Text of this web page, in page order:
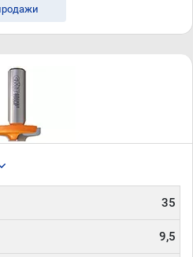
35
9,5